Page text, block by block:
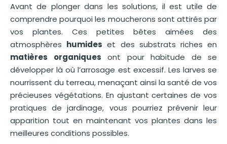
Avant de plonger dans les solutions, il est utile de
comprendre pourquoi les moucherons sont attirés par
vos plantes. Ces petites bêtes aimées des
atmosphères humides et des substrats riches en
matières organiques ont pour habitude de se
développer là où l’arrosage est excessif. Les larves se
nourrissent du terreau, menaçant ainsi la santé de vos
précieuses végétations. En ajustant certaines de vos
pratiques de jardinage, vous pourriez prévenir leur
apparition tout en maintenant vos plantes dans les
meilleures conditions possibles.